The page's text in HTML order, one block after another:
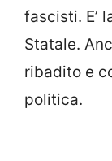
fascisti. E’
Statale.
ribadito e
politica.